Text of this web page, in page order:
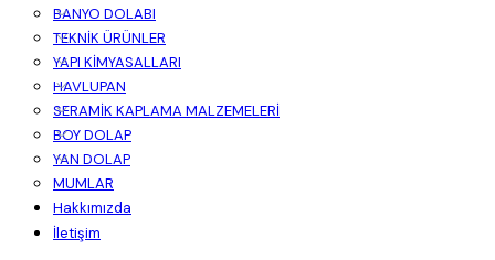
BANYO DOLABI
TEKNİK ÜRÜNLER
YAPI KİMYASALLARI
HAVLUPAN
SERAMİK KAPLAMA MALZEMELERİ
BOY DOLAP
YAN DOLAP
MUMLAR
Hakkımızda
İletişim